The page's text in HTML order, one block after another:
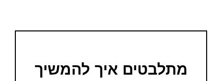
מתלבטים איך להמשיך